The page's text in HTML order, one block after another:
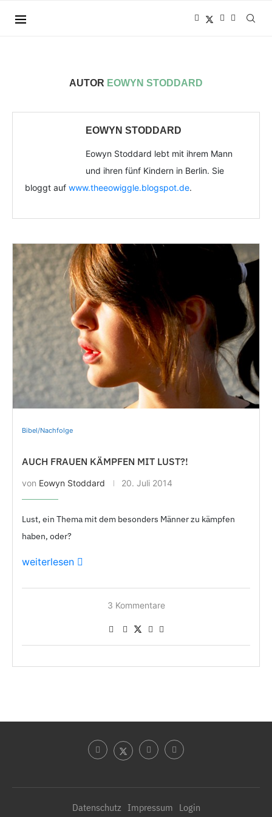
AUTOR EOWYN STODDARD
EOWYN STODDARD
Eowyn Stoddard lebt mit ihrem Mann
und ihren fünf Kindern in Berlin. Sie
bloggt auf www.theeowiggle.blogspot.de.
Bibel/Nachfolge
AUCH FRAUEN KÄMPFEN MIT LUST?!
von Eowyn Stoddard 20. Juli 2014
Lust, ein Thema mit dem besonders Männer zu kämpfen
haben, oder?
weiterlesen
3 Kommentare
Datenschutz Impressum Login